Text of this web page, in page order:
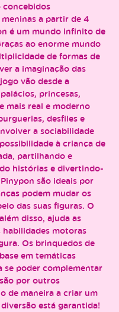
concebidos
a partir de 4
é um mundo infinito de
ao enorme mundo
de formas de
a imaginação das
vão desde a
princesas,
mais real e moderno
desfiles e
a sociabilidade
à criança de
partilhando e
histórias e divertindo-
são ideais por
podem mudar os
das suas figuras. O
disso, ajuda as
habilidades motoras
Os brinquedos de
em temáticas
se poder complementar
por outros
de maneira a criar um
está garantida!